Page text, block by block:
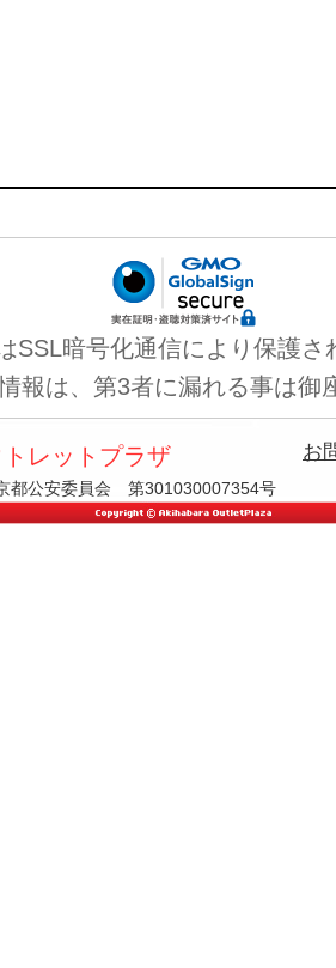
SSL暗号化通信により保護さ
報は、第3者に漏れる事は御
レットプラザ
都公安委員会 第301030007354号
お